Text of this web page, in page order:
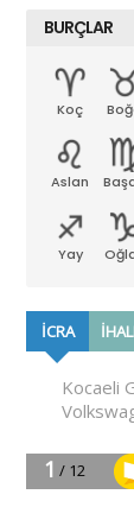
BURÇLAR
Koç
Aslan
Yay